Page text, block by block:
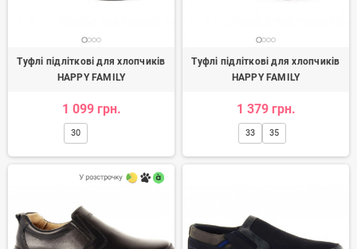
Туфлі підліткові для хлопчиків
HAPPY FAMILY
1 099 грн.
30
Туфлі підліткові для хлопчиків
HAPPY FAMILY
1 379 грн.
33 35